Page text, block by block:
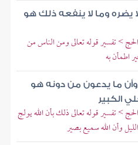
يضره وما لا ينفعه ذلك هو
> تفسير قوله تعالى ومن الناس من
اطمأن به
وأن ما يدعون من دونه هو
الكبير
> تفسير قوله تعالى ذلك بأن الله يولج
وأن الله سميع بصير